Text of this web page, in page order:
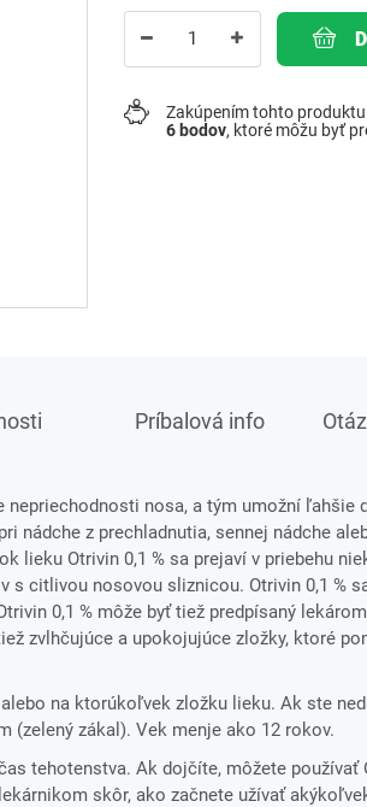
Zakúpením tohto
6 bodov, ktoré môžu byť
Príbalová info
nepriechodnosti nosa, a tým umožní ľahšie
nádche z prechladnutia, sennej nádche
lieku Otrivin 0,1 % sa prejaví v priebehu
s citlivou nosovou sliznicou. Otrivin 0,1 %
0,1 % môže byť tiež predpísaný
zvlhčujúce a upokojujúce zložky, ktoré
na ktorúkoľvek zložku lieku. Ak ste
(zelený zákal). Vek menje ako 12 rokov.
tehotenstva. Ak dojčíte, môžete používať
skôr, ako začnete užívať